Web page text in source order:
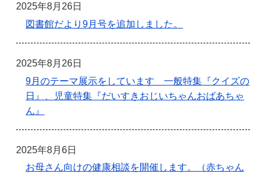
2025年8月26日
図書館だより9月号を追加しました。
2025年8月26日
9月のテーマ展示をしています 一般特集『クイズの
日』、児童特集『だいすきおじいちゃんおばあちゃ
ん』
2025年8月6日
お母さん向けの健康相談を開催します。（赤ちゃん